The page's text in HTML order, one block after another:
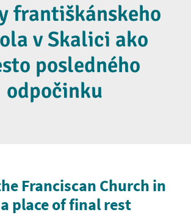
františkánskeho
v Skalici ako
posledného
odpočinku
Franciscan Church in
place of final rest